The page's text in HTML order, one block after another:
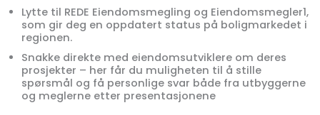
Lytte til REDE Eiendomsmegling og Eiendomsmegler1,
som gir deg en oppdatert status på boligmarkedet i
regionen.
Snakke direkte med eiendomsutviklere om deres
prosjekter – her får du muligheten til å stille
spørsmål og få personlige svar både fra utbyggerne
og meglerne etter presentasjonene